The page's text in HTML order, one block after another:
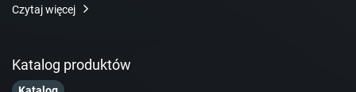
Czytaj więcej
Katalog produktów